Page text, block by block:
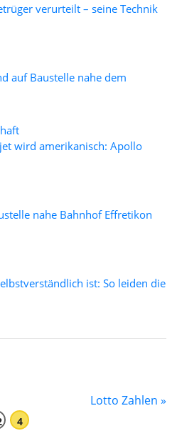
verurteilt – seine Technik
auf Baustelle nahe dem
wird amerikanisch: Apollo
nahe Bahnhof Effretikon
ist: So leiden die
Lotto Zahlen »
4